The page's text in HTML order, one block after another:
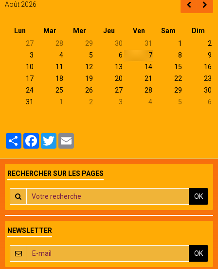
Août 2026
Lun Mar Mer Jeu Ven Sam
Dim
27
28 29 30 31 1
2
3
4 5 6 7 8
9
10
11 12 13 14 15
16
17
18 19 20 21 22
23
24
25 26 27 28 29
30
31
1 2 3 4 5 6
PartagerFacebook
Twitter
RECHERCHER SUR LES PAGES
OK
NEWSLETTER
OK